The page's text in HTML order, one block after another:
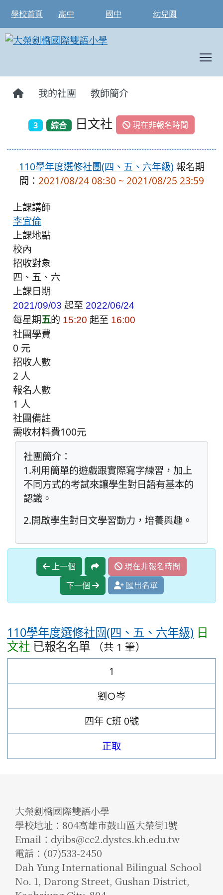
學校首頁 高中 國中 幼兒園
我的社團 教師簡介
3 綜合 日文社 現在非報名時間
110學年度選修社團(四、五、六年級) 報名期
間： 2021/08/24 08:30 ~ 2021/08/25 23:59
上課講師
李宜倫
上課地點
校內
招收對象
四、五、六
上課日期
2021/09/03 起至 2022/06/24
每星期五的 15:20 起至 16:00
社團學費
0 元
招收人數
2 人
報名人數
1 人
社團備註
需收材料費100元
社團簡介：
1.利用簡單的遊戲跟實際寫字練習，加上
不同方式的考試來讓學生對日語有基本的
認識。
2.開啟學生對日文學習動力，培養興趣。
上一個
現在非報名時間
下一個
匯出名單
110學年度選修社團(四、五、六年級) 日
文社 已報名名單 （共 1 筆）
1
劉○岑
四年 C班 0號
正取
大榮劍橋國際雙語小學
學校地址：804高雄市鼓山區大榮街1號
Email：dyibs@cc2.dystcs.kh.edu.tw
電話：(07)533-2450
Dah Yung International Bilingual School
No. 1, Darong Street, Gushan District,